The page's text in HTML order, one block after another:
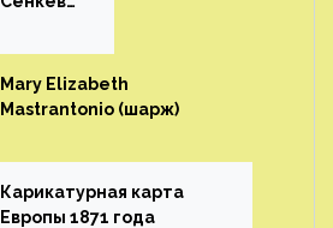
Mary Elizabeth
Mastrantonio (шарж)⁠⁠
Карикатурная карта
Европы 1871 года⁠⁠